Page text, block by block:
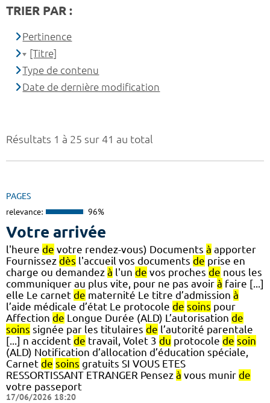
Résultats 1 à 25 sur 41 au total
PAGES
relevance: 96%
Votre arrivée
l'heure de votre rendez-vous) Documents à apporter
Fournissez dès l'accueil vos documents de prise en
charge ou demandez à l'un de vos proches de nous les
communiquer au plus vite, pour ne pas avoir à faire [...]
elle Le carnet de maternité Le titre d’admission à
l’aide médicale d’état Le protocole de soins pour
Affection de Longue Durée (ALD) L’autorisation de
soins signée par les titulaires de l’autorité parentale
[...] n accident de travail, Volet 3 du protocole de soin
(ALD) Notification d’allocation d’éducation spéciale,
Carnet de soins gratuits SI VOUS ETES
RESSORTISSANT ETRANGER Pensez à vous munir de
votre passeport
17/06/2026 18:20
TRIER PAR :
Pertinence
[Titre]
Type de contenu
Date de dernière modification